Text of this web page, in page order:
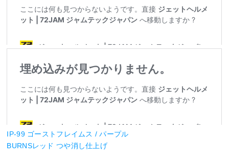
IP-99 ゴーストフレイムス / パープル
BURNSレッド つや消し仕上げ